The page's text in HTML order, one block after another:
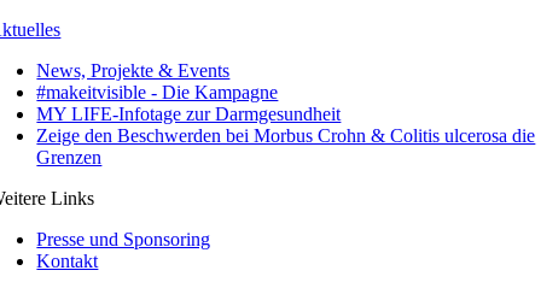
News, Projekte & Events
#makeitvisible - Die Kampagne
MY LIFE-Infotage zur Darmgesundheit
Zeige den Beschwerden bei Morbus Crohn & Colitis ulcerosa die
Grenzen
Links
Presse und Sponsoring
Kontakt